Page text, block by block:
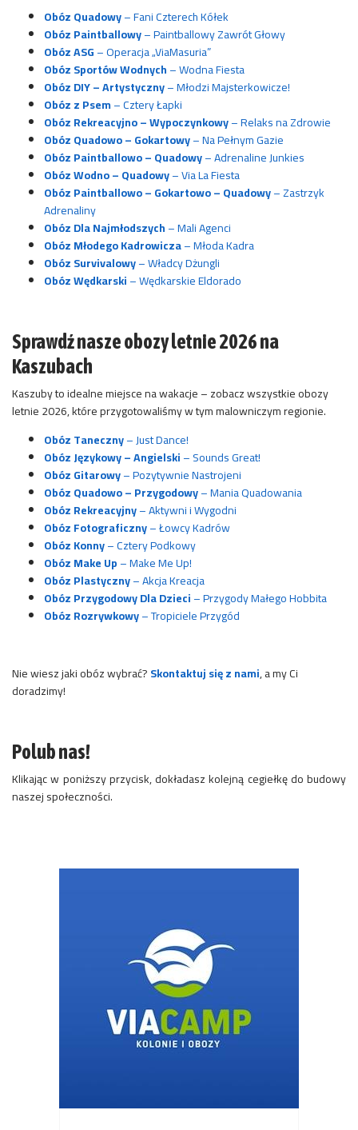
Obóz Quadowy– Fani Czterech Kółek
Obóz Paintballowy– Paintballowy Zawrót Głowy
Obóz ASG– Operacja „ViaMasuria”
Obóz Sportów Wodnych– Wodna Fiesta
Obóz DIY – Artystyczny– Młodzi Majsterkowicze!
Obóz z Psem– Cztery Łapki
Obóz Rekreacyjno – Wypoczynkowy– Relaks na Zdrowie
Obóz Quadowo – Gokartowy– Na Pełnym Gazie
Obóz Paintballowo – Quadowy– Adrenaline Junkies
Obóz Wodno – Quadowy– Via La Fiesta
Obóz Paintballowo – Gokartowo – Quadowy– Zastrzyk
Adrenaliny
Obóz Dla Najmłodszych– Mali Agenci
Obóz Młodego Kadrowicza– Młoda Kadra
Obóz Survivalowy– Władcy Dżungli
Obóz Wędkarski– Wędkarskie Eldorado
Sprawdź nasze obozy letnie 2026 na
Kaszubach
Kaszuby to idealne miejsce na wakacje – zobacz wszystkie obozy
letnie 2026, które przygotowaliśmy w tym malowniczym regionie.
Obóz Taneczny– Just Dance!
Obóz Językowy – Angielski– Sounds Great!
Obóz Gitarowy– Pozytywnie Nastrojeni
Obóz Quadowo – Przygodowy– Mania Quadowania
Obóz Rekreacyjny– Aktywni i Wygodni
Obóz Fotograficzny– Łowcy Kadrów
Obóz Konny– Cztery Podkowy
Obóz Make Up– Make Me Up!
Obóz Plastyczny– Akcja Kreacja
Obóz Przygodowy Dla Dzieci– Przygody Małego Hobbita
Obóz Rozrywkowy– Tropiciele Przygód
Nie wiesz jaki obóz wybrać?Skontaktuj się z nami, a my Ci
doradzimy!
Polub nas!
Klikając w poniższy przycisk, dokładasz kolejną cegiełkę do budowy
naszej społeczności.